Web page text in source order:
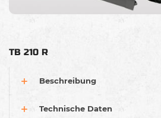
TB 210 R
Beschreibung
Technische Daten